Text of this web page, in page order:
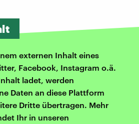
externen Inhalt eines
Facebook, Instagram o.ä.
ladet, werden
Daten an diese Plattform
Dritte übertragen. Mehr
Ihr in unseren